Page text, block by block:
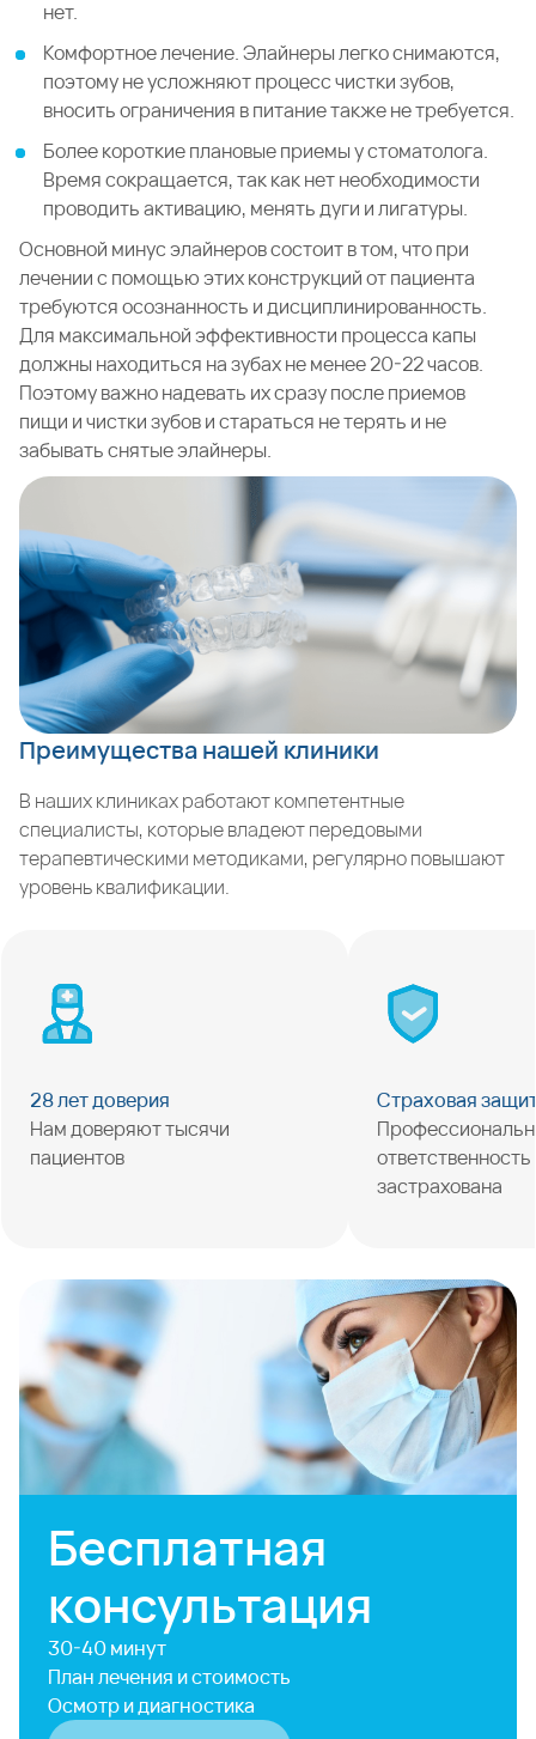
нет.
Комфортное лечение. Элайнеры легко снимаются,
поэтому не усложняют процесс чистки зубов,
вносить ограничения в питание также не требуется.
Более короткие плановые приемы у стоматолога.
Время сокращается, так как нет необходимости
проводить активацию, менять дуги и лигатуры.
Основной минус элайнеров состоит в том, что при
лечении с помощью этих конструкций от пациента
требуются осознанность и дисциплинированность.
Для максимальной эффективности процесса капы
должны находиться на зубах не менее 20-22 часов.
Поэтому важно надевать их сразу после приемов
пищи и чистки зубов и стараться не терять и не
забывать снятые элайнеры.
Преимущества нашей клиники
В наших клиниках работают компетентные
специалисты, которые владеют передовыми
терапевтическими методиками, регулярно повышают
уровень квалификации.
28 лет доверия
Нам доверяют тысячи
пациентов
Страховая
застрахована
Бесплатная
консультация
30-40 минут
План лечения и стоимость
Осмотр и диагностика